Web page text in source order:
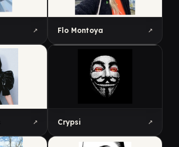
↗ Flo Montoya ↗
↗ Crypsi ↗